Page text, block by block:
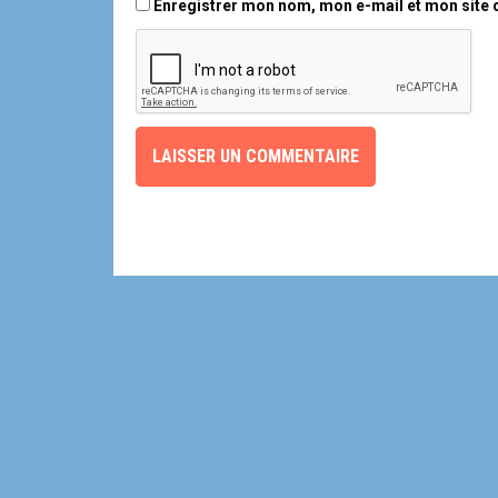
e
Enregistrer mon nom, mon e-mail et mon